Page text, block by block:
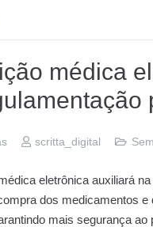
médica
scritta_digital
eletrônica auxiliará
dos medicamentos e
mais segurança ao